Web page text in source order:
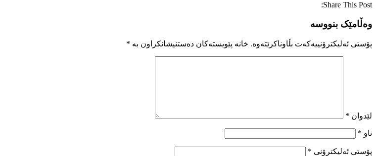
Share This Post:
وەڵامێک بنووسە
پۆستی ئەلیکترۆنییەکەت بڵاوناکرێتەوە. خانە پێویستەکان دەستنیشانکراون بە *
لێدوان *
ناو *
پۆستی ئەلیکترۆنی *